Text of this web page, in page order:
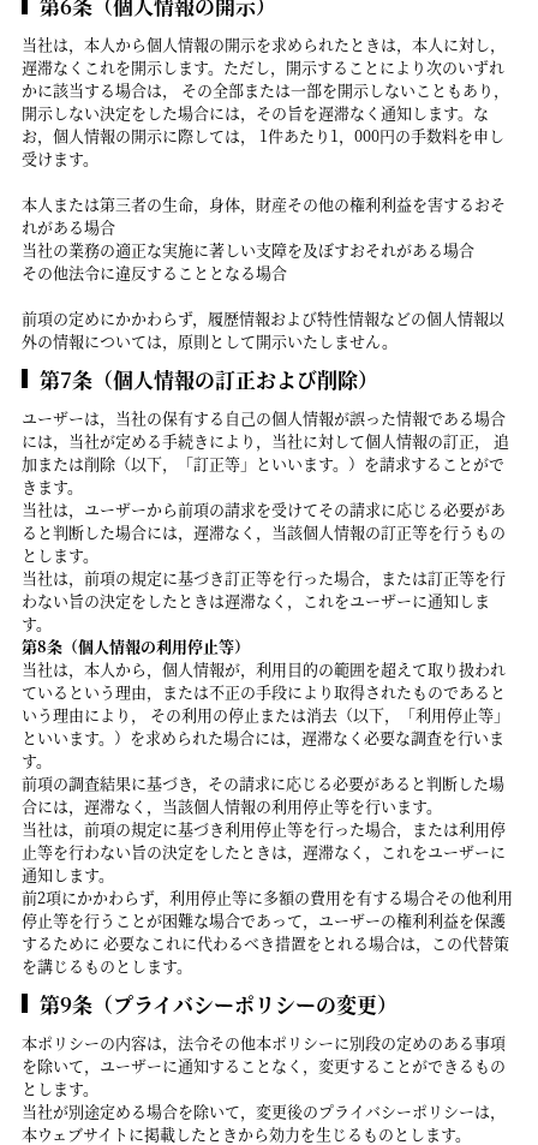
当社は，本人から個人情報の開示を求められたときは，本人に対し，
遅滞なくこれを開示します。ただし，開示することにより次のいずれ
かに該当する場合は， その全部または一部を開示しないこともあり，
開示しない決定をした場合には，その旨を遅滞なく通知します。な
お，個人情報の開示に際しては， 1件あたり1，000円の手数料を申し
受けます。
本人または第三者の生命，身体，財産その他の権利利益を害するおそ
れがある場合
当社の業務の適正な実施に著しい支障を及ぼすおそれがある場合
その他法令に違反することとなる場合
前項の定めにかかわらず，履歴情報および特性情報などの個人情報以
外の情報については，原則として開示いたしません。
第7条（個人情報の訂正および削除）
ユーザーは，当社の保有する自己の個人情報が誤った情報である場合
には，当社が定める手続きにより，当社に対して個人情報の訂正， 追
加または削除（以下，「訂正等」といいます。）を請求することがで
きます。
当社は，ユーザーから前項の請求を受けてその請求に応じる必要があ
ると判断した場合には，遅滞なく，当該個人情報の訂正等を行うもの
とします。
当社は，前項の規定に基づき訂正等を行った場合，または訂正等を行
わない旨の決定をしたときは遅滞なく，これをユーザーに通知しま
す。
第8条（個人情報の利用停止等）
当社は，本人から，個人情報が，利用目的の範囲を超えて取り扱われ
ているという理由，または不正の手段により取得されたものであると
いう理由により， その利用の停止または消去（以下，「利用停止等」
といいます。）を求められた場合には，遅滞なく必要な調査を行いま
す。
前項の調査結果に基づき，その請求に応じる必要があると判断した場
合には，遅滞なく，当該個人情報の利用停止等を行います。
当社は，前項の規定に基づき利用停止等を行った場合，または利用停
止等を行わない旨の決定をしたときは，遅滞なく，これをユーザーに
通知します。
前2項にかかわらず，利用停止等に多額の費用を有する場合その他利用
停止等を行うことが困難な場合であって，ユーザーの権利利益を保護
するために 必要なこれに代わるべき措置をとれる場合は，この代替策
を講じるものとします。
第9条（プライバシーポリシーの変更）
本ポリシーの内容は，法令その他本ポリシーに別段の定めのある事項
を除いて，ユーザーに通知することなく，変更することができるもの
とします。
当社が別途定める場合を除いて，変更後のプライバシーポリシーは，
本ウェブサイトに掲載したときから効力を生じるものとします。